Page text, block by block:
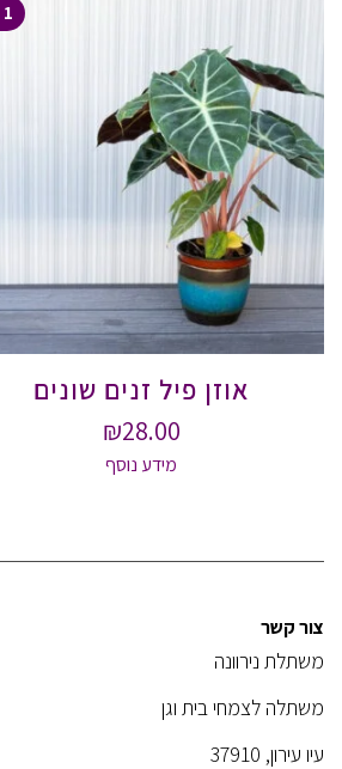
1 + 3
אוזן פיל זנים שונים
₪28.00
מידע נוסף
צור קשר
משתלת נירוונה
משתלה לצמחי בית וגן
עיו עירון, 37910